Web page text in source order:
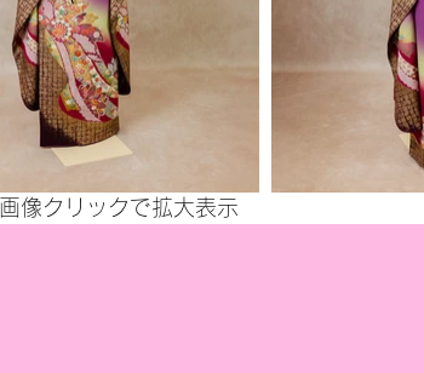
画像クリックで拡大表示